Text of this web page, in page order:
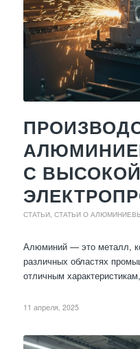
С ВЫСОКОЙ
СТАТЬИ, СТАТЬИ О
Алюминий — это металл,
различных областях
отличным
11 апреля, 2025